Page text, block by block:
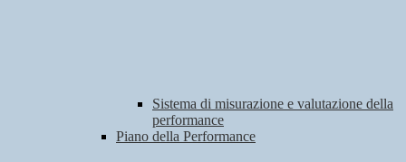
Sistema di misurazione e valutazione della
performance
Piano della Performance